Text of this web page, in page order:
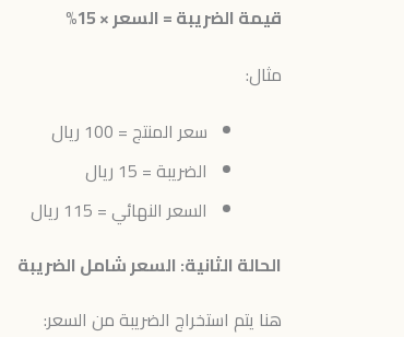
قيمة الضريبة = السعر × 15%
مثال:
سعر المنتج = 100 ريال
الضريبة = 15 ريال
السعر النهائي = 115 ريال
الحالة الثانية: السعر شامل الضريبة
هنا يتم استخراج الضريبة من السعر: